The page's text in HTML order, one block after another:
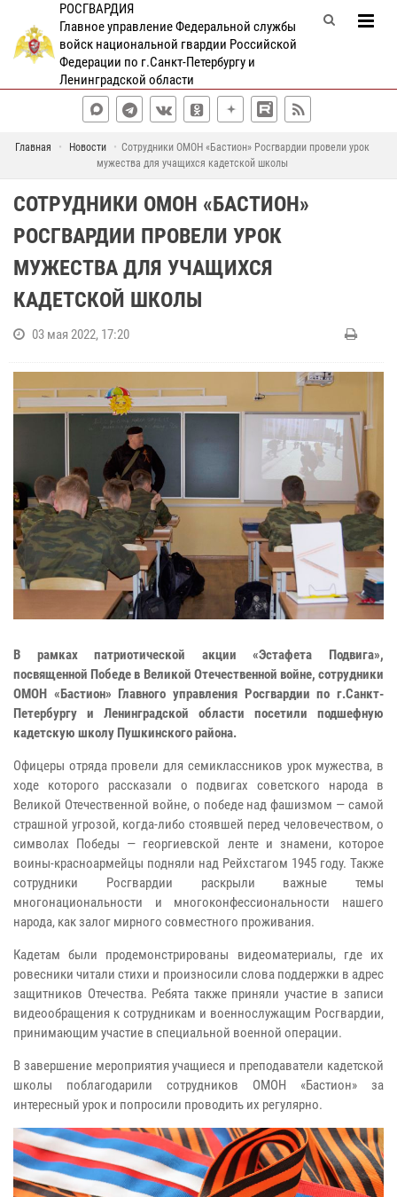
РОСГВАРДИЯ
Главное управление Федеральной службы
войск национальной гвардии Российской
Федерации по г.Санкт-Петербургу и
Ленинградской области
Главная Новости
Сотрудники ОМОН «Бастион» Росгвардии провели урок
мужества для учащихся кадетской школы
СОТРУДНИКИ ОМОН «БАСТИОН»
РОСГВАРДИИ ПРОВЕЛИ УРОК
МУЖЕСТВА ДЛЯ УЧАЩИХСЯ
КАДЕТСКОЙ ШКОЛЫ
03 мая 2022, 17:20
В рамках патриотической акции «Эстафета Подвига»,
посвященной Победе в Великой Отечественной войне, сотрудники
ОМОН «Бастион» Главного управления Росгвардии по г.Санкт-
Петербургу и Ленинградской области посетили подшефную
кадетскую школу Пушкинского района.
Офицеры отряда провели для семиклассников урок мужества, в
ходе которого рассказали о подвигах советского народа в
Великой Отечественной войне, о победе над фашизмом — самой
страшной угрозой, когда-либо стоявшей перед человечеством, о
символах Победы — георгиевской ленте и знамени, которое
воины-красноармейцы подняли над Рейхстагом 1945 году. Также
сотрудники Росгвардии раскрыли важные темы
многонациональности и многоконфессиональности нашего
народа, как залог мирного совместного проживания.
Кадетам были продемонстрированы видеоматериалы, где их
ровесники читали стихи и произносили слова поддержки в адрес
защитников Отечества. Ребята также приняли участие в записи
видеообращения к сотрудникам и военнослужащим Росгвардии,
принимающим участие в специальной военной операции.
В завершение мероприятия учащиеся и преподаватели кадетской
школы поблагодарили сотрудников ОМОН «Бастион» за
интересный урок и попросили проводить их регулярно.